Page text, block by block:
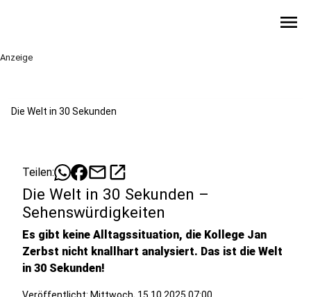
menu
Anzeige
Die Welt in 30 Sekunden
Teilen: mailopen_in_new
Die Welt in 30 Sekunden –
Sehenswürdigkeiten
Es gibt keine Alltagssituation, die Kollege Jan
Zerbst nicht knallhart analysiert. Das ist die Welt
in 30 Sekunden!